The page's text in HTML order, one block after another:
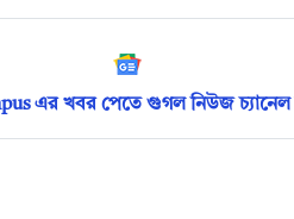
এর খবর পেতে গুগল নিউজ